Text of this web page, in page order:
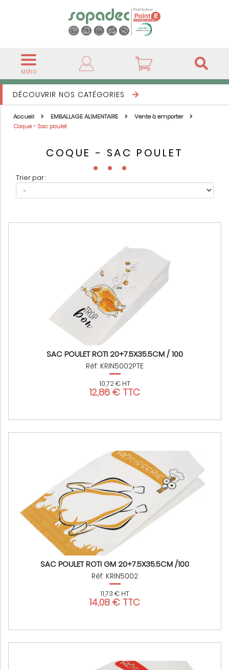
MENU
DÉCOUVRIR NOS CATÉGORIES
Accueil EMBALLAGE ALIMENTAIRE
Vente à emporter
Coque - Sac poulet
COQUE - SAC POULET
Trier par :
SAC POULET ROTI 20+7.5X35.5CM / 100
Réf: KRIN5002PTE
10,72 € HT
12,86 € TTC
SAC POULET ROTI GM 20+7.5X35.5CM /100
Réf: KRIN5002
11,73 € HT
14,08 € TTC